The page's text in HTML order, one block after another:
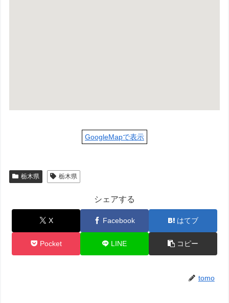
GoogleMapで表示
栃木県 栃木県
シェアする
X Facebook はてブ
Pocket LINE コピー
tomo